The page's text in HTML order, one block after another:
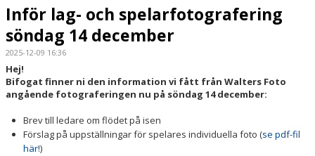
Inför lag- och spelarfotografering
söndag 14 december
2025-12-09 16:36
Hej!
Bifogat finner ni den information vi fått från Walters Foto
angående fotograferingen nu på söndag 14 december:
Brev till ledare om flödet på isen
Förslag på uppställningar för spelares individuella foto (se pdf-fil
här!)